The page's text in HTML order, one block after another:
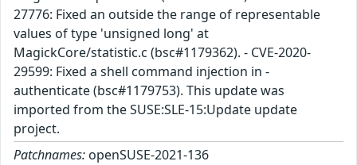
27776: Fixed an outside the range of representable
values of type 'unsigned long' at
MagickCore/statistic.c (bsc#1179362). - CVE-2020-
29599: Fixed a shell command injection in -
authenticate (bsc#1179753). This update was
imported from the SUSE:SLE-15:Update update
project.
Patchnames: openSUSE-2021-136